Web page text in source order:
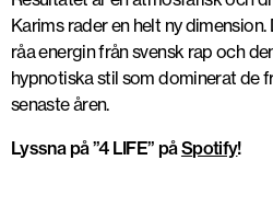
Karims rader en helt ny
råa energin från svensk rap och
hypnotiska stil som dominerat de
senaste åren.
Lyssna på ”4 LIFE” påSpotify!